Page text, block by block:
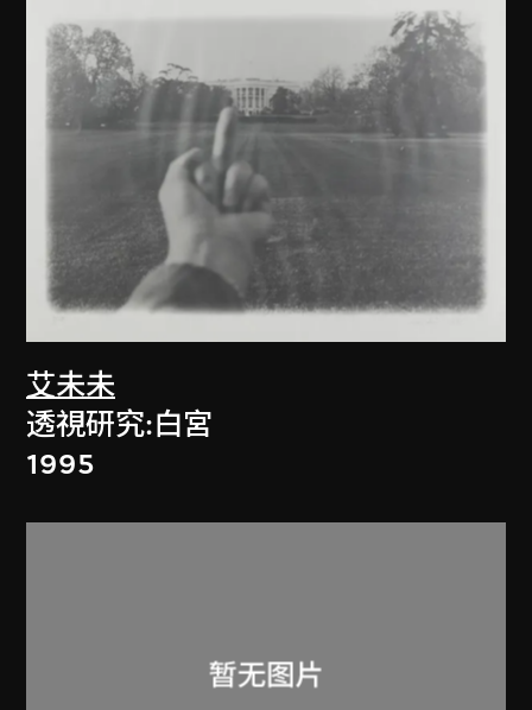
艾未未
透視研究:白宮
1995